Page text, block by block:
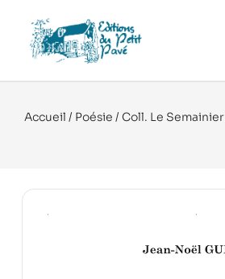
Accueil / Poésie / Coll. Le Semainier